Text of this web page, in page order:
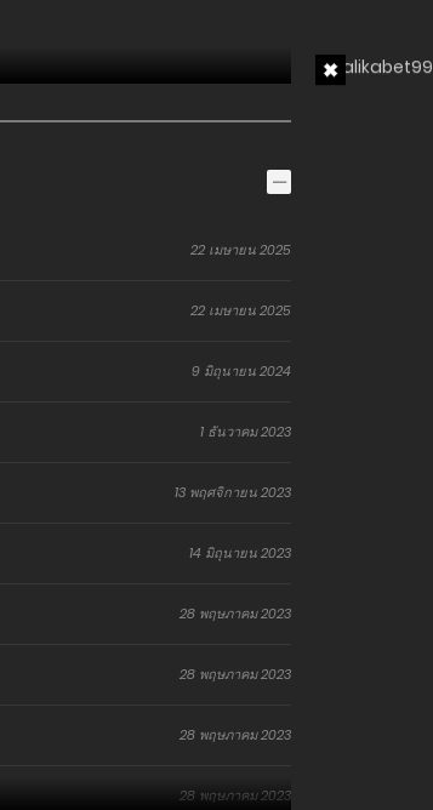
22 เมษายน 2025
22 เมษายน 2025
9 มิถุนายน 2024
1 ธันวาคม 2023
13 พฤศจิกายน 2023
14 มิถุนายน 2023
28 พฤษภาคม 2023
28 พฤษภาคม 2023
28 พฤษภาคม 2023
28 พฤษภาคม 2023